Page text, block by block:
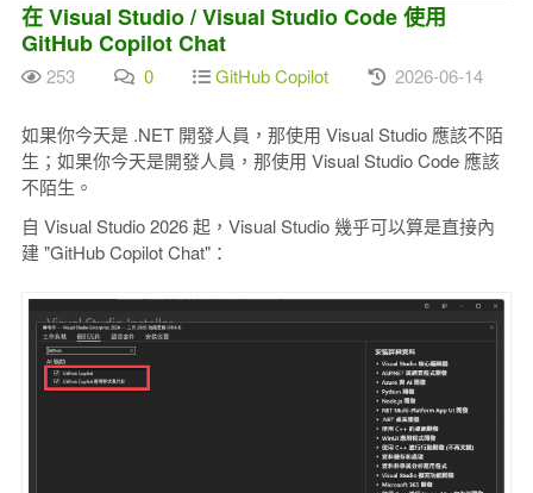
在 Visual Studio / Visual Studio Code 使用
GitHub Copilot Chat
253 0 GitHub Copilot 2026-06-14
如果你今天是 .NET 開發人員，那使用 Visual Studio 應該不陌
生；如果你今天是開發人員，那使用 Visual Studio Code 應該
不陌生。
自 Visual Studio 2026 起，Visual Studio 幾乎可以算是直接內
建 "GitHub Copilot Chat"：